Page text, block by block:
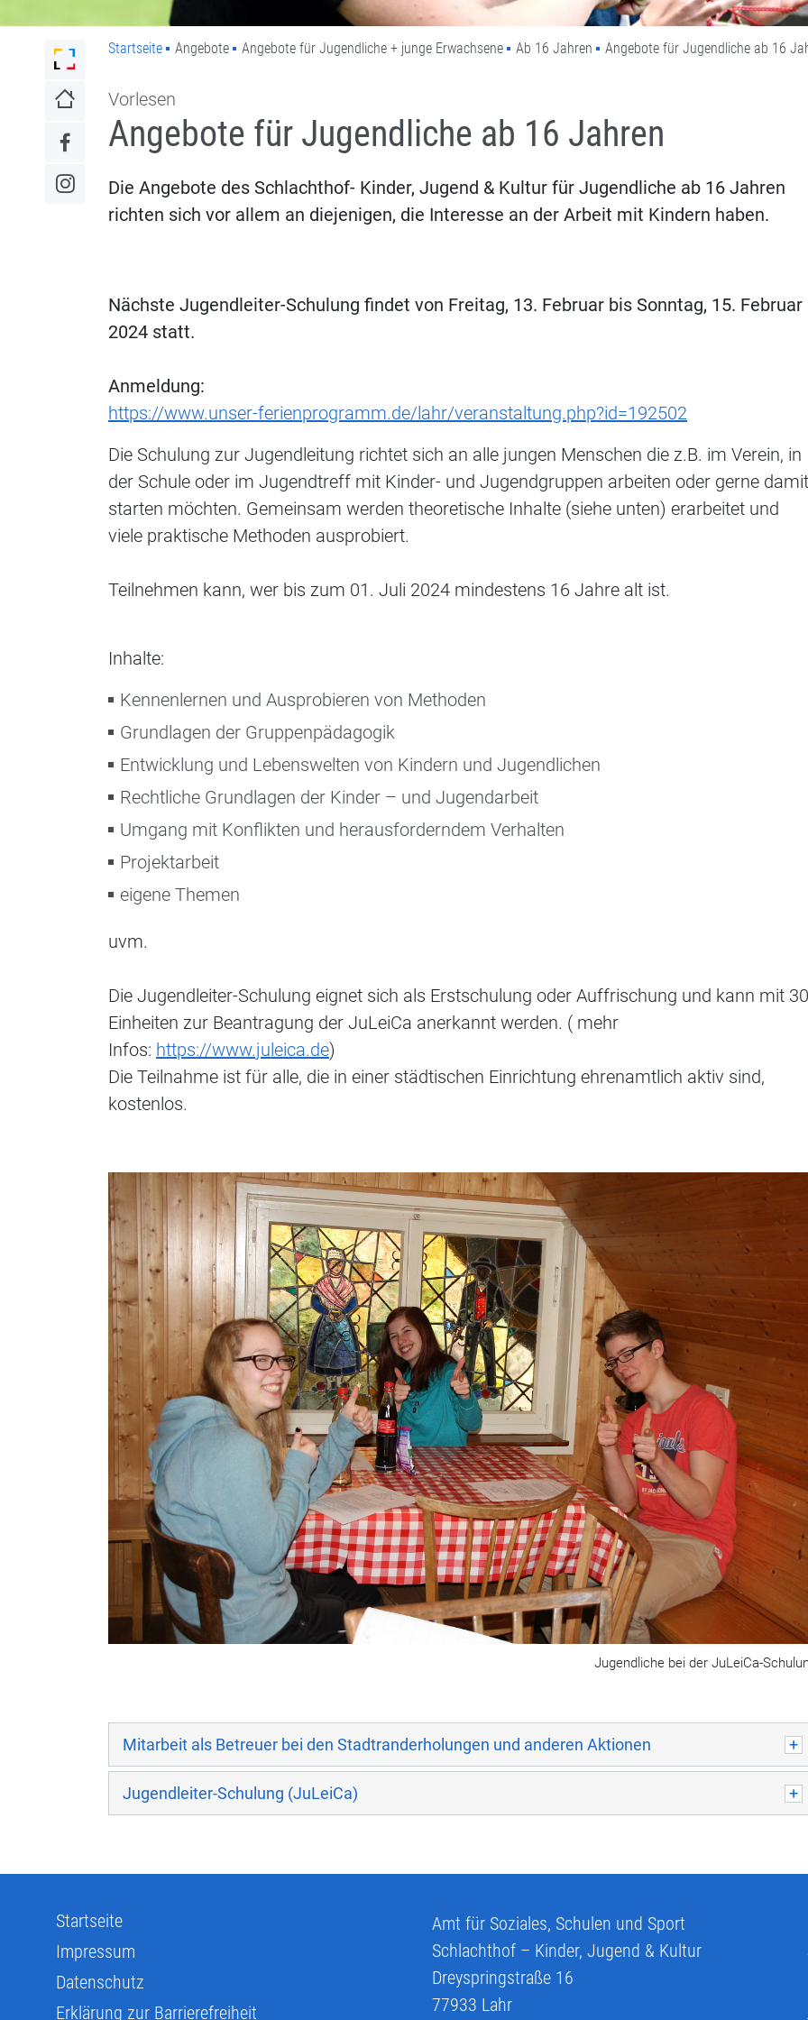
Link zur Startseite der Stadt Lahr
Link zur Startseite
Link zum Facebook-Auftritt
Link zum Instagram-Auftritt
Startseite Angebote Angebote für Jugendliche + junge Erwachsene Ab 16 Jahren Angebote für Jugendliche ab 16
Vorlesen
Angebote für Jugendliche ab 16 Jahren
Die Angebote des Schlachthof- Kinder, Jugend & Kultur für Jugendliche ab 16 Jahren
richten sich vor allem an diejenigen, die Interesse an der Arbeit mit Kindern haben.
Nächste Jugendleiter-Schulung findet von Freitag, 13. Februar bis Sonntag, 15. Februar
2024 statt.
Anmeldung:
https://www.unser-ferienprogramm.de/lahr/veranstaltung.php?id=192502
Die Schulung zur Jugendleitung richtet sich an alle jungen Menschen die z.B. im Verein, in
der Schule oder im Jugendtreff mit Kinder- und Jugendgruppen arbeiten oder gerne damit
starten möchten. Gemeinsam werden theoretische Inhalte (siehe unten) erarbeitet und
viele praktische Methoden ausprobiert.
Teilnehmen kann, wer bis zum 01. Juli 2024 mindestens 16 Jahre alt ist.
Inhalte:
Kennenlernen und Ausprobieren von Methoden
Grundlagen der Gruppenpädagogik
Entwicklung und Lebenswelten von Kindern und Jugendlichen
Rechtliche Grundlagen der Kinder – und Jugendarbeit
Umgang mit Konflikten und herausforderndem Verhalten
Projektarbeit
eigene Themen
uvm.
Die Jugendleiter-Schulung eignet sich als Erstschulung oder Auffrischung und kann mit 30
Einheiten zur Beantragung der JuLeiCa anerkannt werden. ( mehr
Infos: https://www.juleica.de)
Die Teilnahme ist für alle, die in einer städtischen Einrichtung ehrenamtlich aktiv sind,
kostenlos.
Jugendliche bei der JuLeiCa-
Mitarbeit als Betreuer bei den Stadtranderholungen und anderen Aktionen
Jugendleiter-Schulung (JuLeiCa)
Startseite
Impressum
Datenschutz
Erklärung zur Barrierefreiheit
Amt für Soziales, Schulen und Sport
Schlachthof – Kinder, Jugend & Kultur
Dreyspringstraße 16
77933 Lahr